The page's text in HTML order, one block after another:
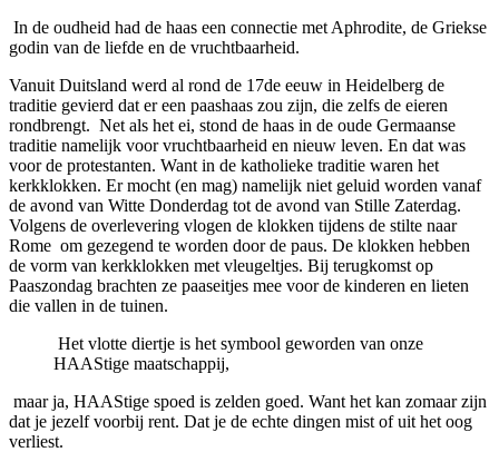
In de oudheid had de haas een connectie met Aphrodite, de Griekse
godin van de liefde en de vruchtbaarheid.
Vanuit Duitsland werd al rond de 17de eeuw in Heidelberg de
traditie gevierd dat er een paashaas zou zijn, die zelfs de eieren
rondbrengt. Net als het ei, stond de haas in de oude Germaanse
traditie namelijk voor vruchtbaarheid en nieuw leven. En dat was
voor de protestanten. Want in de katholieke traditie waren het
kerkklokken. Er mocht (en mag) namelijk niet geluid worden vanaf
de avond van Witte Donderdag tot de avond van Stille Zaterdag.
Volgens de overlevering vlogen de klokken tijdens de stilte naar
Rome om gezegend te worden door de paus. De klokken hebben
de vorm van kerkklokken met vleugeltjes. Bij terugkomst op
Paaszondag brachten ze paaseitjes mee voor de kinderen en lieten
die vallen in de tuinen.
Het vlotte diertje is het symbool geworden van onze
HAAStige maatschappij,
maar ja, HAAStige spoed is zelden goed. Want het kan zomaar zijn
dat je jezelf voorbij rent. Dat je de echte dingen mist of uit het oog
verliest.